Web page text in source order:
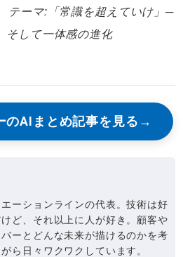
テーマ:「常識を超えていけ」─
そして一体感の進化
のAIまとめ記事を見る
エーションラインの代表。技術は好
けど、それ以上に人が好き。顧客や
バーとどんな未来が描けるのかを考
がら日々ワクワクしています。